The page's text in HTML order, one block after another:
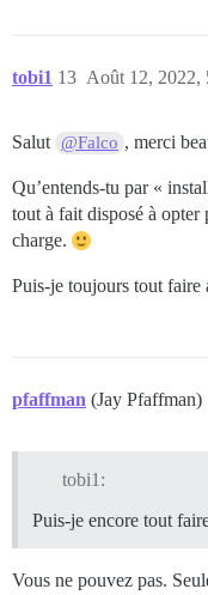
tobi1 Août 12, 2022,
13
Salut @Falco , merci
Qu’entends-tu par «
tout à fait disposé à opter
charge.
Puis-je toujours tout faire
pfaffman (Jay Pfaffman)
tobi1:
Puis-je encore tout
Vous ne pouvez pas.